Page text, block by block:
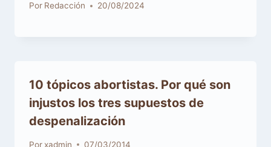
Por Redacción 20/08/2024
10 tópicos abortistas. Por qué son
injustos los tres supuestos de
despenalización
Por xadmin 07/03/2014